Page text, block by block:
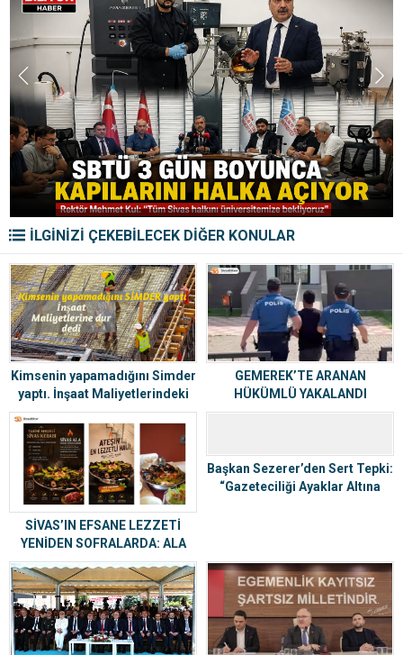
İLGİNİZİ ÇEKEBİLECEK DİĞER KONULAR
Kimsenin yapamadığını Simder
yaptı. İnşaat Maliyetlerindeki
Artışa Dur Dedi
GEMEREK’TE ARANAN
HÜKÜMLÜ YAKALANDI
SİVAS’IN EFSANE LEZZETİ
YENİDEN SOFRALARDA: ALA
TARİHİ SEBZELİ SİVAS KEBABI
Başkan Sezerer’den Sert Tepki:
“Gazeteciliği Ayaklar Altına